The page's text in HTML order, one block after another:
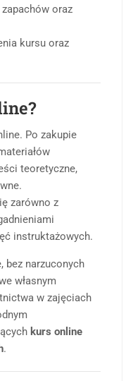
oraz
kursu oraz
Po zakupie
teoretyczne,
zarówno z
instruktażowych.
bez narzuconych
własnym
w zajęciach
kurs online
.